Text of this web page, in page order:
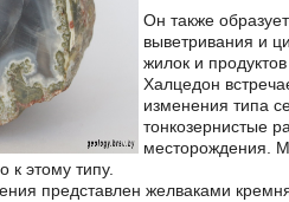
Он также
выветривания и
жилок и
Халцедон
изменения типа
тонкозернистые
месторождения.
к этому типу.
представлен желваками